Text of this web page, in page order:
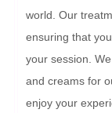
world. Our
ensuring that
your session.
and creams for
enjoy your